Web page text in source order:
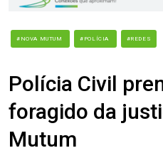
#NOVA MUTUM #POLÍCIA #REDES
Polícia Civil
foragido da
Mutum